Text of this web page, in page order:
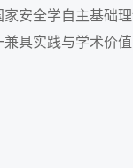
安全学自主基
具实践与学术价